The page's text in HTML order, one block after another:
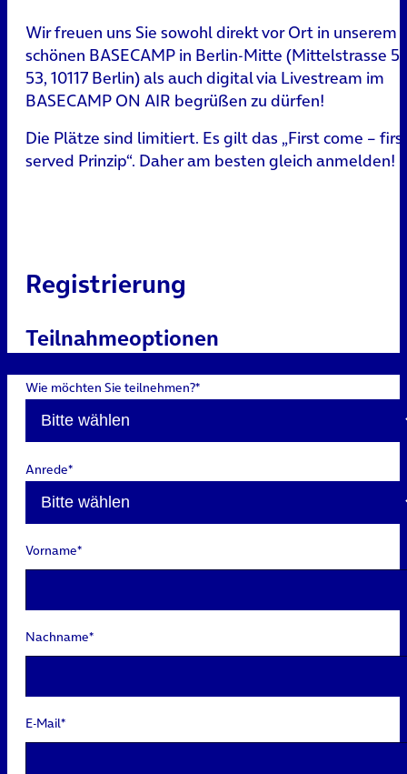
Wir freuen uns Sie sowohl direkt vor Ort in unserem
schönen BASECAMP in Berlin-Mitte (Mittelstrasse
53, 10117 Berlin) als auch digital via Livestream im
BASECAMP ON AIR begrüßen zu dürfen!
Die Plätze sind limitiert. Es gilt das „First come –
served Prinzip“. Daher am besten gleich anmelden!
Registrierung
Teilnahmeoptionen
Wie möchten Sie teilnehmen?*
Anrede*
Vorname*
Nachname*
E-Mail*